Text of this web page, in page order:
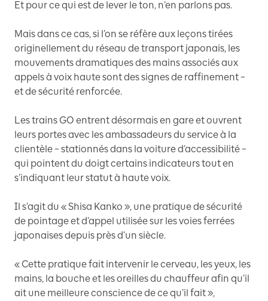
Et pour ce qui est de lever le ton, n’en parlons pas.
Mais dans ce cas, si l’on se réfère aux leçons tirées
originellement du réseau de transport japonais, les
mouvements dramatiques des mains associés aux
appels à voix haute sont des signes de raffinement –
et de sécurité renforcée.
Les trains GO entrent désormais en gare et ouvrent
leurs portes avec les ambassadeurs du service à la
clientèle – stationnés dans la voiture d’accessibilité –
qui pointent du doigt certains indicateurs tout en
s’indiquant leur statut à haute voix.
Il s’agit du « Shisa Kanko », une pratique de sécurité
de pointage et d’appel utilisée sur les voies ferrées
japonaises depuis près d’un siècle.
« Cette pratique fait intervenir le cerveau, les yeux, les
mains, la bouche et les oreilles du chauffeur afin qu’il
ait une meilleure conscience de ce qu’il fait »,